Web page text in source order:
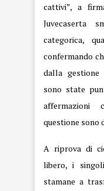
cattivi”, a
Juvecaserta
categorica,
confermando
dalla gestione
sono state
affermazioni
questione sono
A riprova di
libero, i
stamane a